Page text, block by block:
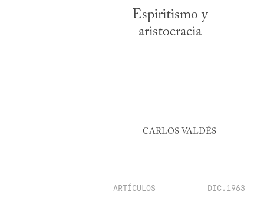
Espiritismo y
aristocracia
CARLOS VALDÉS
ARTÍCULOS DIC.1963